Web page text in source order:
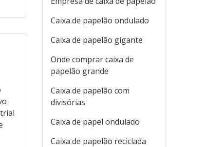
Caixa de papelão ondulado
Caixa de papelão gigante
Onde comprar caixa de
papelão grande
Caixa de papelão com
divisórias
Caixa de papel ondulado
Caixa de papelão reciclada